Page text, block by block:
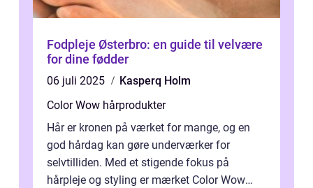
Fodpleje Østerbro: en guide til velvære
for dine fødder
06 juli 2025
Kasperq Holm
Color Wow hårprodukter
Hår er kronen på værket for mange, og en
god hårdag kan gøre underværker for
selvtilliden. Med et stigende fokus på
hårpleje og styling er mærket Color Wow